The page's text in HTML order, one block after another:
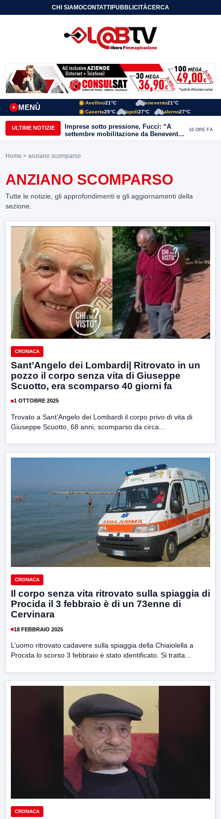
CHI SIAMOCONTATTIPUBBLICITÀCERCA
MENÙ
+
Avellino21°C Benevento21°C
Caserta25°C Napoli27°C Salerno27°C
ULTIME NOTIZIE
Imprese sotto pressione, Fucci: “A
settembre mobilitazione da Benevento
e Avellino”
10 ORE FA
Home > anziano scomparso
ANZIANO SCOMPARSO
Tutte le notizie, gli approfondimenti e gli aggiornamenti della
sezione.
CRONACA
Sant’Angelo dei Lombardi| Ritrovato in un
pozzo il corpo senza vita di Giuseppe
Scuotto, era scomparso 40 giorni fa
1 OTTOBRE 2025
Trovato a Sant’Angelo dei Lombardi il corpo privo di vita di
Giuseppe Scuotto, 68 anni, scomparso da circa...
CRONACA
Il corpo senza vita ritrovato sulla spiaggia di
Procida il 3 febbraio è di un 73enne di
Cervinara
18 FEBBRAIO 2025
L’uomo ritrovato cadavere sulla spiaggia della Chiaiolella a
Procida lo scorso 3 febbraio è stato identificato. Si tratta...
CRONACA